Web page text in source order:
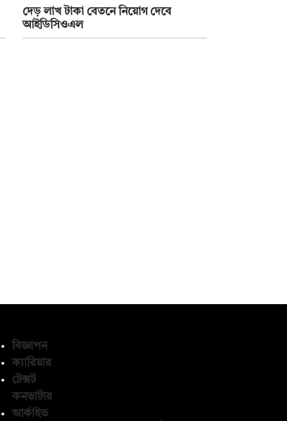
দেড় লাখ টাকা বেতনে নিয়োগ দেবে
আইডিসিওএল
বিজ্ঞাপন
ক্যারিয়ার
টেক্সট
কনভার্টার
আর্কাইভ